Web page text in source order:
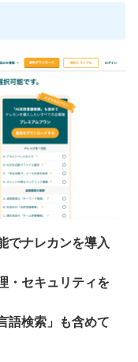
でナレカンを導入
・セキュリティを
語検索」も含めて